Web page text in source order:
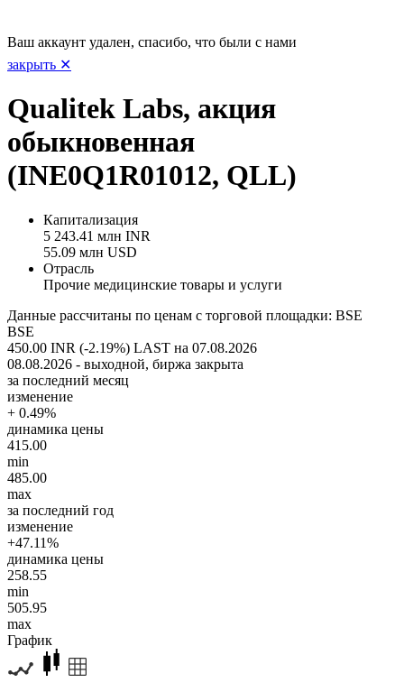
Ваш аккаунт удален, спасибо, что были с нами
закрыть ✕
Qualitek Labs, акция
обыкновенная
(INE0Q1R01012, QLL)
Капитализация
5 243.41 млн INR
55.09 млн USD
Отрасль
Прочие медицинские товары и услуги
Данные рассчитаны по ценам с торговой площадки: BSE
BSE
450.00 INR (-2.19%) LAST на 07.08.2026
08.08.2026 - выходной, биржа закрыта
за последний месяц
изменение
+ 0.49%
динамика цены
415.00
min
485.00
max
за последний год
изменение
+47.11%
динамика цены
258.55
min
505.95
max
График